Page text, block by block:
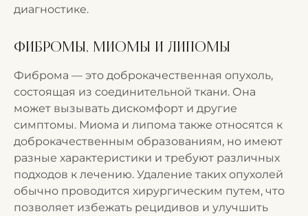
диагностике.
Фибромы, миомы и липомы
Фиброма — это доброкачественная опухоль,
состоящая из соединительной ткани. Она
может вызывать дискомфорт и другие
симптомы. Миома и липома также относятся к
доброкачественным образованиям, но имеют
разные характеристики и требуют различных
подходов к лечению. Удаление таких опухолей
обычно проводится хирургическим путем, что
позволяет избежать рецидивов и улучшить